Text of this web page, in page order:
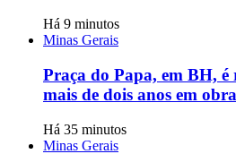
Há 9 minutos
Minas Gerais
Praça do Papa, em BH,
mais de dois anos em
Há 35 minutos
Minas Gerais